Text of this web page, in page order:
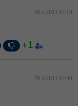
20.5.2013 17:19
+1
20.5.2013 17:44